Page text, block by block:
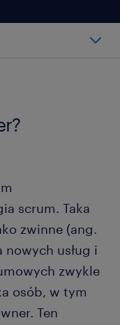
zespołu?
ownera?
scrum. Taka
zwinne (ang.
usług i
zwykle
osób, w tym
Ten